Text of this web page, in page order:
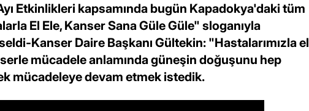
Etkinlikleri kapsamında bugün Kapadokya'daki tüm
El Ele, Kanser Sana Güle Güle" sloganıyla
Kanser Daire Başkanı Gültekin: "Hastalarımızla el
mücadele anlamında güneşin doğuşunu hep
mücadeleye devam etmek istedik.